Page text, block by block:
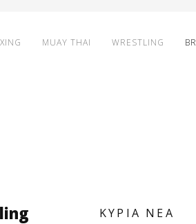
MUAY THAI WRESTLING
ΚΥΡΙΑ ΝΕΑ